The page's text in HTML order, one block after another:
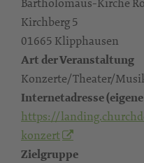
Kirchberg 5
01665 Klipphausen
Art der Veranstaltung
Konzerte/Theater/
Internetadresse
https://
konzert
Zielgruppe